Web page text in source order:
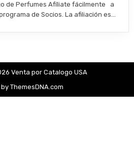
de Perfumes Afíliate fácilmente a
de Socios. La afiliación es…
Venta por Catalogo USA
ThemesDNA.com